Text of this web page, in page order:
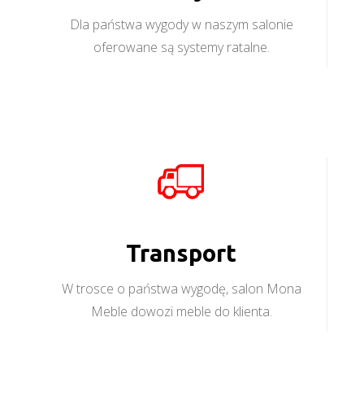
Dla państwa wygody w naszym salonie
oferowane są systemy ratalne.
Transport
W trosce o państwa wygodę, salon Mona
Meble dowozi meble do klienta.